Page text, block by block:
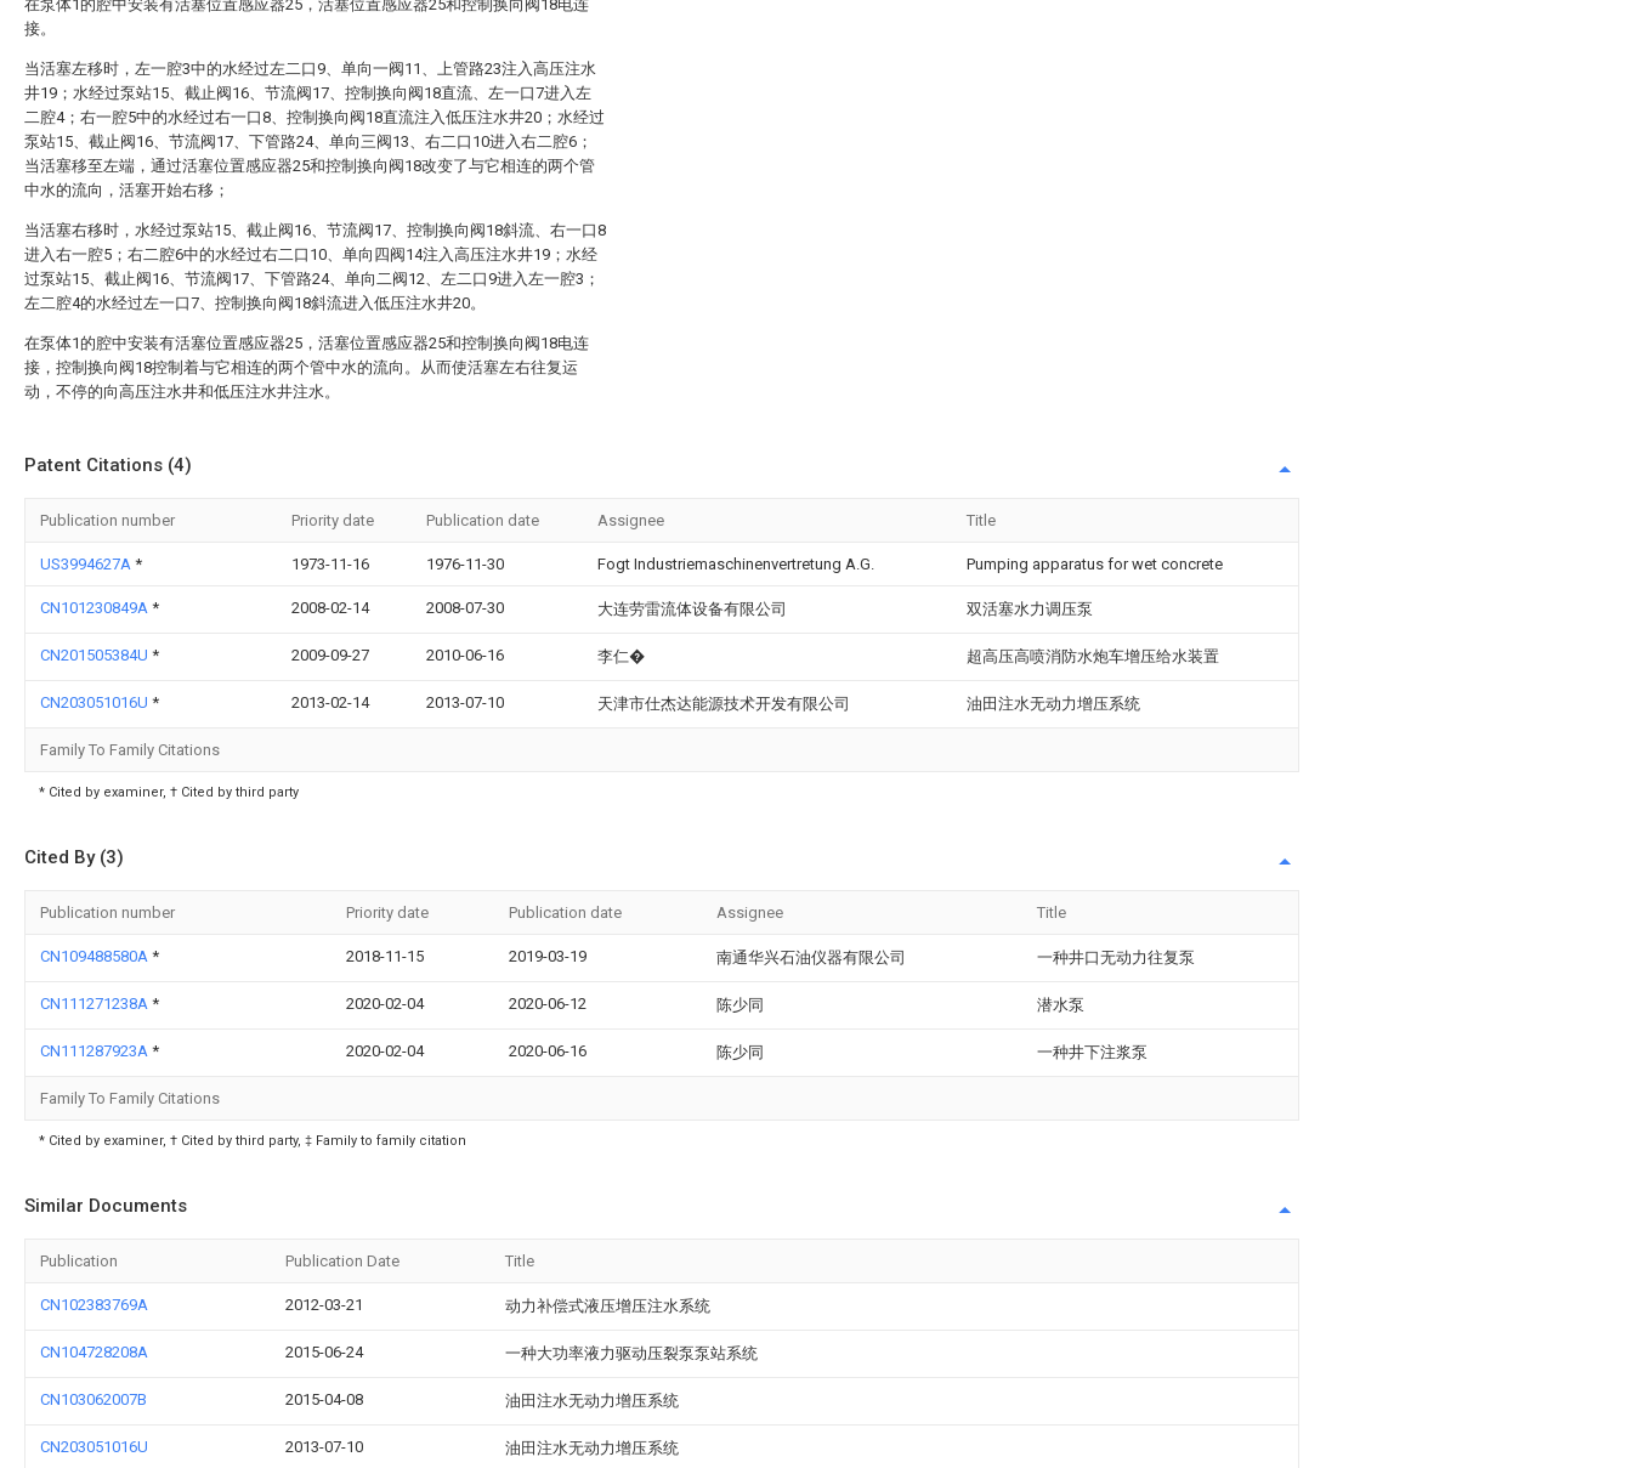
在泵体1的腔中安装有活塞位置感应器25，活塞位置感应器25和控制换向阀18电连
接。
当活塞左移时，左一腔3中的水经过左二口9、单向一阀11、上管路23注入高压注水
井19；水经过泵站15、截止阀16、节流阀17、控制换向阀18直流、左一口7进入左
二腔4；右一腔5中的水经过右一口8、控制换向阀18直流注入低压注水井20；水经过
泵站15、截止阀16、节流阀17、下管路24、单向三阀13、右二口10进入右二腔6；
当活塞移至左端，通过活塞位置感应器25和控制换向阀18改变了与它相连的两个管
中水的流向，活塞开始右移；
当活塞右移时，水经过泵站15、截止阀16、节流阀17、控制换向阀18斜流、右一口8
进入右一腔5；右二腔6中的水经过右二口10、单向四阀14注入高压注水井19；水经
过泵站15、截止阀16、节流阀17、下管路24、单向二阀12、左二口9进入左一腔3；
左二腔4的水经过左一口7、控制换向阀18斜流进入低压注水井20。
在泵体1的腔中安装有活塞位置感应器25，活塞位置感应器25和控制换向阀18电连
接，控制换向阀18控制着与它相连的两个管中水的流向。从而使活塞左右往复运
动，不停的向高压注水井和低压注水井注水。
Patent Citations (4)
Publication number Priority date Publication date Assignee Title
US3994627A * 1973-11-16 1976-11-30 Fogt Industriemaschinenvertretung A.G. Pumping apparatus for wet concrete
CN101230849A * 2008-02-14 2008-07-30 大连劳雷流体设备有限公司 双活塞水力调压泵
CN201505384U * 2009-09-27 2010-06-16 李仁� 超高压高喷消防水炮车增压给水装置
CN203051016U * 2013-02-14 2013-07-10 天津市仕杰达能源技术开发有限公司 油田注水无动力增压系统
Family To Family Citations
* Cited by examiner, † Cited by third party
Cited By (3)
Publication number Priority date Publication date Assignee Title
CN109488580A * 2018-11-15 2019-03-19 南通华兴石油仪器有限公司 一种井口无动力往复泵
CN111271238A * 2020-02-04 2020-06-12 陈少同 潜水泵
CN111287923A * 2020-02-04 2020-06-16 陈少同 一种井下注浆泵
Family To Family Citations
* Cited by examiner, † Cited by third party, ‡ Family to family citation
Similar Documents
Publication Publication Date Title
CN102383769A 2012-03-21 动力补偿式液压增压注水系统
CN104728208A 2015-06-24 一种大功率液力驱动压裂泵泵站系统
CN103062007B 2015-04-08 油田注水无动力增压系统
CN203051016U 2013-07-10 油田注水无动力增压系统